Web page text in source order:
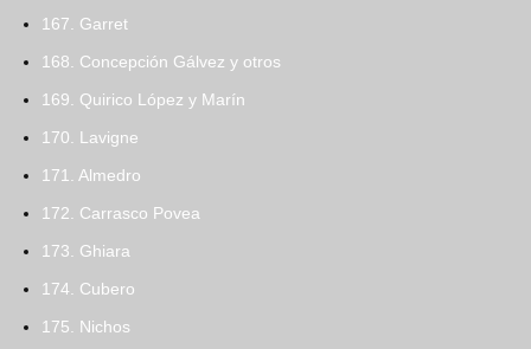
167. Garret
168. Concepción Gálvez y otros
169. Quirico López y Marín
170. Lavigne
171. Almedro
172. Carrasco Povea
173. Ghiara
174. Cubero
175. Nichos